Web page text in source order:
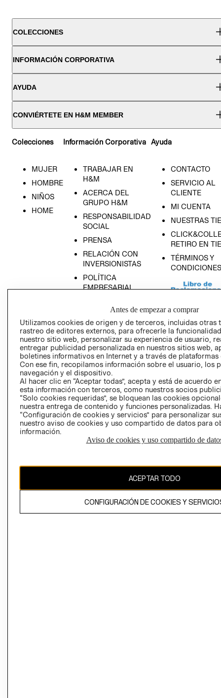
COLECCIONES
INFORMACIÓN CORPORATIVA
AYUDA
CONVIÉRTETE EN H&M MEMBER
Colecciones
MUJER
HOMBRE
NIÑOS
HOME
Información Corporativa
TRABAJAR EN
H&M
ACERCA DEL
GRUPO H&M
RESPONSABILIDAD
SOCIAL
PRENSA
RELACIÓN CON
INVERSIONISTAS
POLÍTICA
EMPRESARIAL
Ayuda
CONTACTO
SERVICIO AL
CLIENTE
MI CUENTA
NUESTRAS
RETIRO EN
TÉRMINOS Y
CONDICIONES
AVISO DE
PRIVACIDAD
GIFT CARD
El contenido de esta página web está protegido por copyright y es
Antes de empezar a comprar
Utilizamos cookies de origen y de terceros, incluidas otras
rastreo de editores externos, para ofrecerle la
nuestro sitio web, personalizar su experiencia de usuario,
entregar publicidad personalizada en nuestros sitios web,
boletines informativos en Internet y a través de plataformas
Con ese fin, recopilamos información sobre el usuario, los
navegación y el dispositivo.
Al hacer clic en “Aceptar todas”, acepta y está de acuerdo
esta información con terceros, como nuestros socios
“Solo cookies requeridas”, se bloquean las cookies
nuestra entrega de contenido y funciones personalizadas.
“Configuración de cookies y servicios” para personalizar
nuestro aviso de cookies y uso compartido de datos para
información.
Aviso de cookies y uso compartido de
ACEPTAR TODO
CONFIGURACIÓN DE COOKIES Y